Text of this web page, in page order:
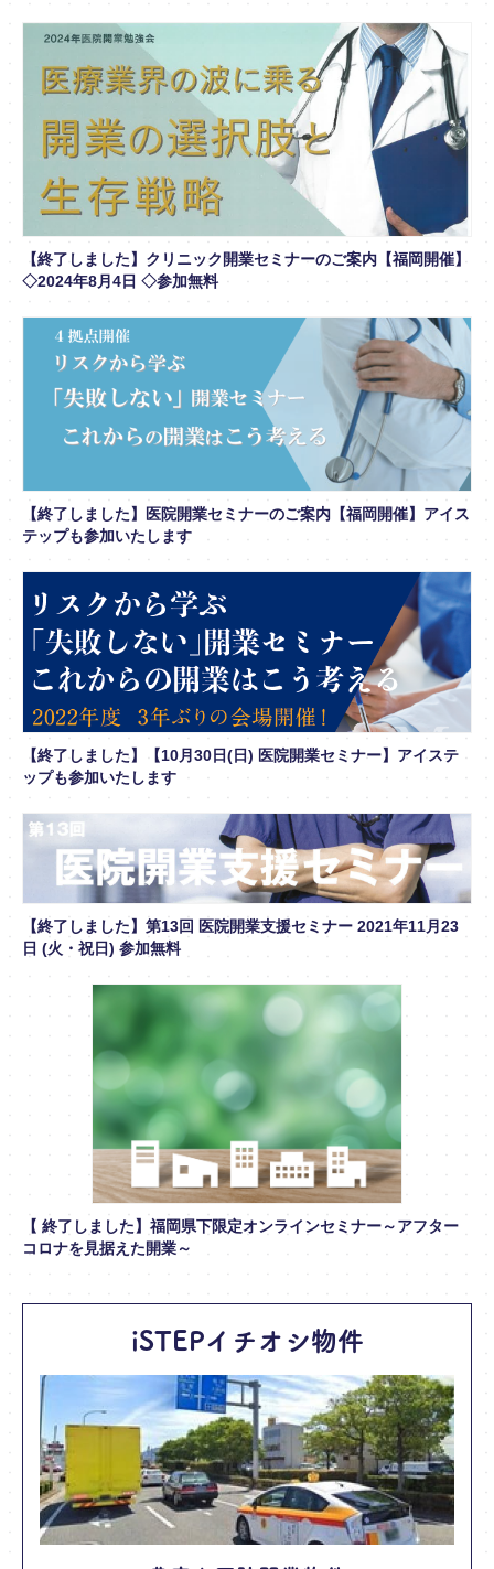
【終了しました】クリニック開業セミナーのご案内【福岡開催】
◇2024年8月4日 ◇参加無料
【終了しました】医院開業セミナーのご案内【福岡開催】アイス
テップも参加いたします
【終了しました】【10月30日(日) 医院開業セミナー】アイステ
ップも参加いたします
【終了しました】第13回 医院開業支援セミナー 2021年11月23
日 (火・祝日) 参加無料
【 終了しました】福岡県下限定オンラインセミナー～アフター
コロナを見据えた開業～
iSTEPイチオシ物件